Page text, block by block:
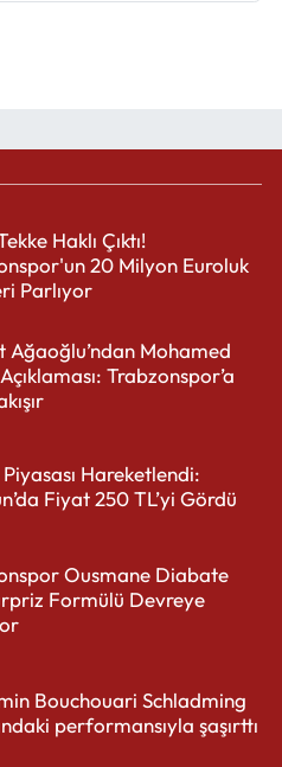
Haklı Çıktı!
20 Milyon Euroluk
Parlıyor
Ağaoğlu’ndan Mohamed
Trabzonspor’a
Piyasası Hareketlendi:
Fiyat 250 TL’yi Gördü
Ousmane Diabate
Formülü Devreye
Bouchouari Schladming
performansıyla şaşırttı